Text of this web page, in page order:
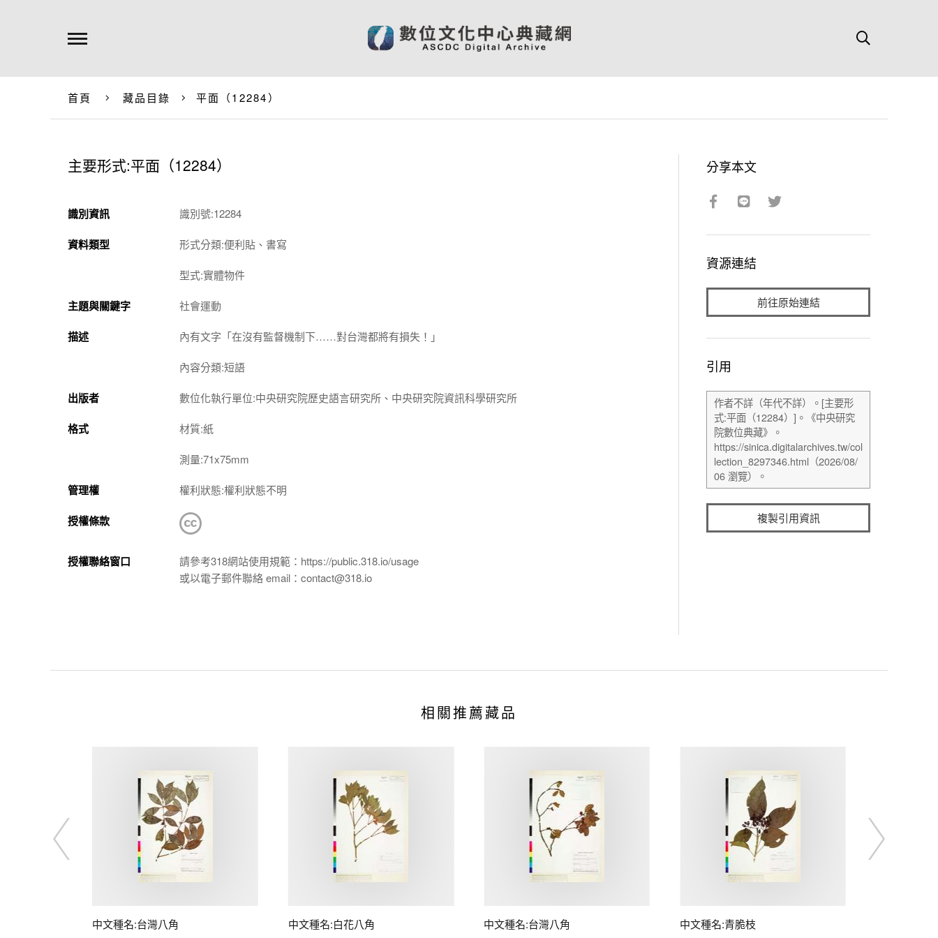
首頁 藏品目錄 平面（12284）
主要形式:平面（12284）
識別資訊 識別號:12284
資料類型 形式分類:便利貼、書寫
型式:實體物件
主題與關鍵字 社會運動
描述 內有文字「在沒有監督機制下……對台灣都將有損失！」
內容分類:短語
出版者 數位化執行單位:中央研究院歷史語言研究所、中央研究院資訊科學研究所
格式 材質:紙
測量:71x75mm
管理權 權利狀態:權利狀態不明
授權條款
授權聯絡窗口
請參考318網站使用規範：https://public.318.io/usage
或以電子郵件聯絡 email：contact@318.io
分享本文
資源連結
前往原始連結
引用
複製引用資訊
相關推薦藏品
中文種名:台灣八角 中文種名:白花八角 中文種名:台灣八角 中文種名:青脆枝